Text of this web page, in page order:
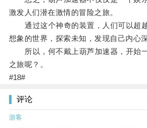
激发人们潜在激情的冒险之旅。
通过这个神奇的装置，人们可以超
想象的世界，探索未知，发现自己内心
所以，何不戴上葫芦加速器，开始
之旅呢？。
#18#
评论
游客